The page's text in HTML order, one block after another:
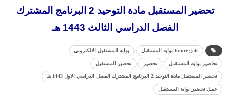
تحضير المستقبل مادة التوحيد 2 البرنامج المشترك
الفصل الدراسي الثالث 1443 هـ
future gate بوابة المستقبل بوابة المستقبل الالكتروني
تحاضير بوابة المستقبل تحضير تحضير المستقبل
تحضير المستقبل مادة التوحيد 2 البرنامج المشترك الفصل الدراسي الاول 1443 هـ
عمل تحضير بوابة المستقبل